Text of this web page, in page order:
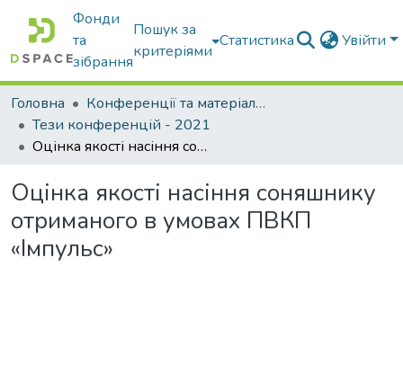
Фонди
та
зібрання
Пошук за
критеріями
Статистика Увійти
Головна
Конференції та матеріали конференцій
Тези конференцій - 2021
Оцінка якості насіння соняшнику отриманого в умовах ПВКП «Імпульс»
Оцінка якості насіння соняшнику
отриманого в умовах ПВКП
«Імпульс»